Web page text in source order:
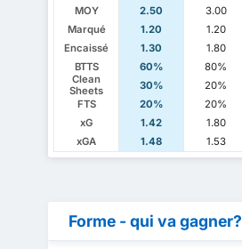
MOY
2.50 3.00
Marqué
1.20 1.20
Encaissé
1.30 1.80
BTTS
60% 80%
Clean
Sheets
30% 20%
FTS
20% 20%
xG
1.42 1.80
xGA
1.48 1.53
Forme - qui va gagner?